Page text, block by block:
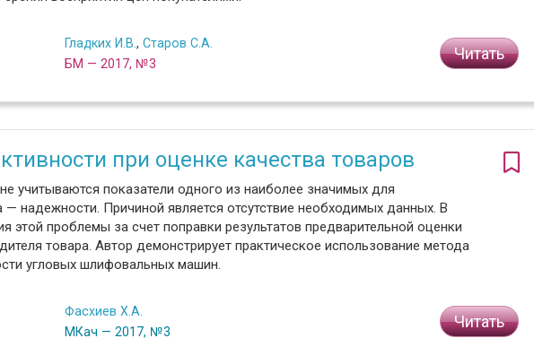
Гладких И.В. , Старов С.А.
БМ — 2017, №3
Читать
при оценке качества товаров
учитываются показатели одного из наиболее значимых для
— надежности. Причиной является отсутствие необходимых данных. В
этой проблемы за счет поправки результатов предварительной оценки
товара. Автор демонстрирует практическое использование метода
угловых шлифовальных машин.
Фасхиев Х.А.
МКач — 2017, №3
Читать